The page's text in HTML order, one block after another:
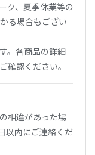
ク、夏季休業等の
る場合もござい
。各商品の詳細
確認ください。
相違があった場
以内にご連絡くだ